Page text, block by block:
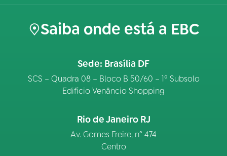
Saiba onde está a EBC
Sede: Brasília DF
SCS – Quadra 08 – Bloco B 50/60 – 1º Subsolo
Edifício Venâncio Shopping
Rio de Janeiro RJ
Av. Gomes Freire, n° 474
Centro